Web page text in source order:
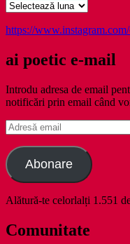
Arhive
https://
ai poetic e-mail
Introdu adresa de email
notificări prin email când
Adresă
email
Abonare
Alătură-te celorlalți 1.551
Comunitate